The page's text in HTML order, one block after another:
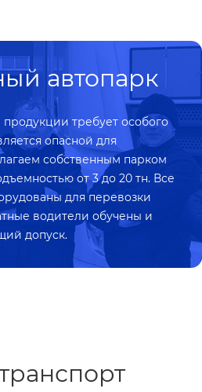
автопарк
требует особого
опасной для
собственным парком
от 3 до 20 тн. Все
для перевозки
водители обучены и
допуск.